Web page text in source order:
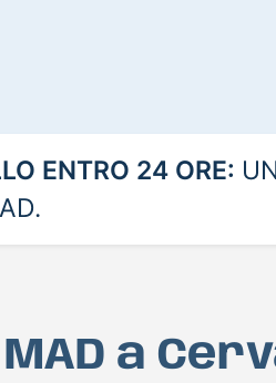
ENTRO 24 ORE:
a